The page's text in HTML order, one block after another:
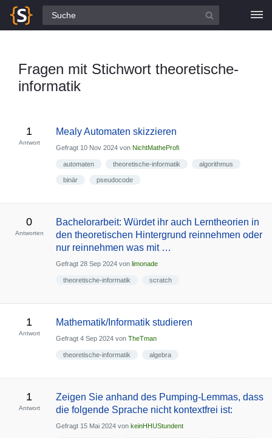
Alle Fragen
Fragen mit Stichwort theoretische-
informatik
1
Antwort
Mealy Automaten skizzieren
Gefragt 10 Nov 2024 von NichtMatheProfi
automaten theoretische-informatik algorithmus
binär pseudocode
0
Antworten
Bachelorarbeit: Würdet ihr auch Lerntheorien in
den theoretischen Hintergrund reinnehmen oder
nur reinnehmen was mit …
Gefragt 28 Sep 2024 von limonade
theoretische-informatik scratch
1
Antwort
Mathematik/Informatik studieren
Gefragt 4 Sep 2024 von TheTman
theoretische-informatik algebra
1
Antwort
Zeigen Sie anhand des Pumping-Lemmas, dass
die folgende Sprache nicht kontextfrei ist:
Gefragt 15 Mai 2024 von keinHHUStundent